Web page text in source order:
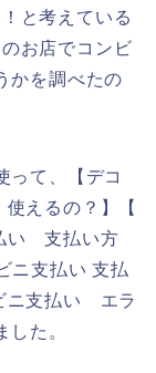
と考えている
お店でコンビ
かを調べたの
って、【デコ
えるの？】【
い 支払い方
ニ支払い 支払
ニ支払い エラ
た。